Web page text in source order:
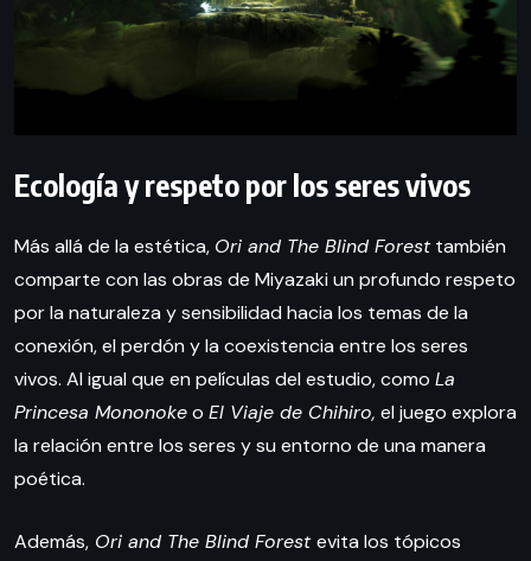
Ecología y respeto por los seres vivos
Más allá de la estética, Ori and The Blind Foresttambién
comparte con las obras de Miyazaki un profundo respeto
por la naturaleza y sensibilidad hacia los temas de la
conexión, el perdón y la coexistencia entre los seres
vivos. Al igual que en películas del estudio, como La
Princesa Mononokeo El Viaje de Chihiro, el juego explora
la relación entre los seres y su entorno de una manera
poética.
Además, Ori and The Blind Forestevita los tópicos